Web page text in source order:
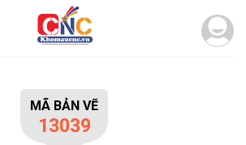
MÃ BẢN VẼ
13039